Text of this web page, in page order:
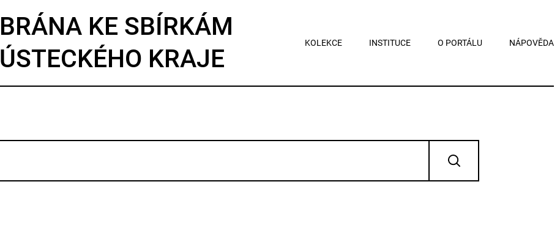
BRÁNA KE SBÍRKÁM
ÚSTECKÉHO KRAJE
KOLEKCE INSTITUCE O PORTÁLU NÁPOVĚDA